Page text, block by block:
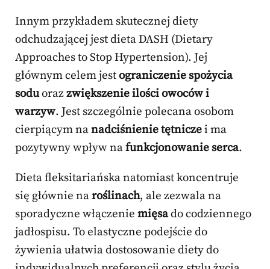
Innym przykładem skutecznej diety
odchudzającej jest dieta DASH (Dietary
Approaches to Stop Hypertension). Jej
głównym celem jestograniczenie spożycia
soduorazzwiększenie ilości owoców i
warzyw. Jest szczególnie polecana osobom
cierpiącym nanadciśnienie tętniczei ma
pozytywny wpływ nafunkcjonowanie serca.
Dieta fleksitariańska natomiast koncentruje
się głównie naroślinach, ale zezwala na
sporadyczne włączenie mięsado codziennego
jadłospisu. To elastyczne podejście do
żywienia ułatwia dostosowanie diety do